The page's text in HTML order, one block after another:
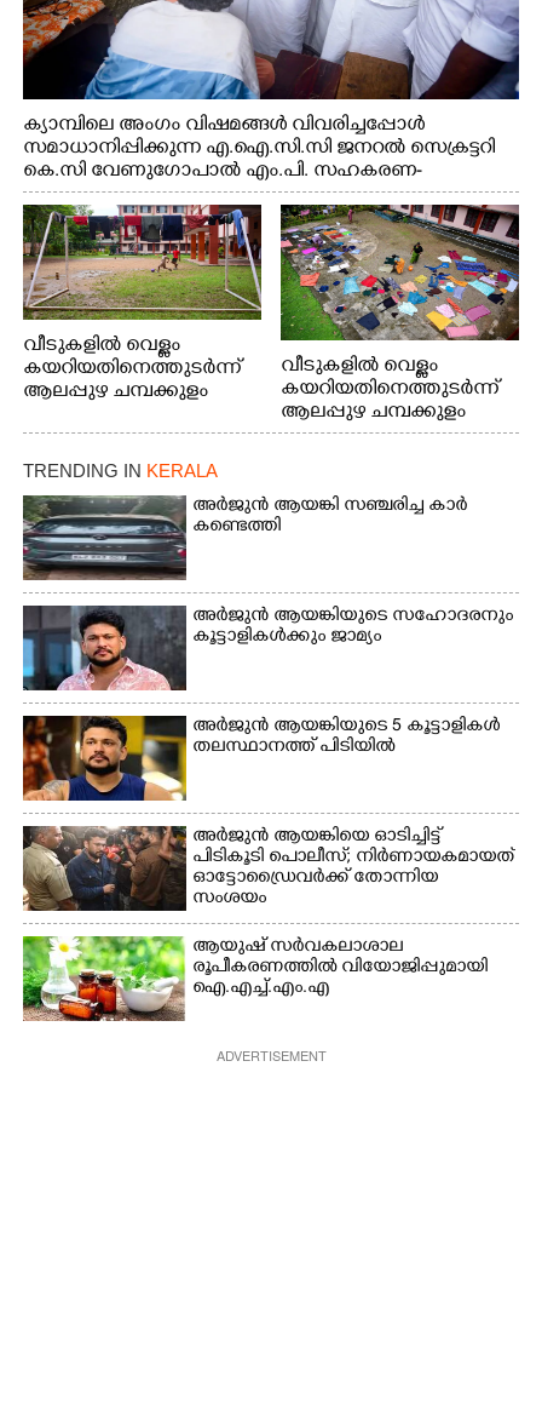
ക്യാമ്പിലെ അംഗം വിഷമങ്ങൾ വിവരിച്ചപ്പോൾ
സമാധാനിപ്പിക്കുന്ന എ.ഐ.സി.സി ജനറൽ സെക്രട്ടറി
കെ.സി വേണുഗോപാൽ എം.പി. സഹകരണ-
എക്സൈസ് വകുപ്പ് മന്ത്രി എം. ലിജു, എന്നിവർ
വീടുകളിൽ വെള്ളം
കയറിയതിനെത്തുടർന്ന്
ആലപ്പുഴ ചമ്പക്കുളം
പോരൂക്കര സെൻട്രൽ
സ്കൂളിലെ ദുരിതാശ്വാസ
ക്യാമ്പിലെത്തിയവർ
വസ്ത്രങ്ങൾ
ഉണക്കാനിട്ടിരിക്കുന്ന
ഗോൾപോസ്റ്റിന് മുന്നിൽ
ഫുട്ബോൾ കളികളിൽ
ഏർപ്പെട്ടിരിക്കുന്ന
കുട്ടികൾ
വീടുകളിൽ വെള്ളം
കയറിയതിനെത്തുടർന്ന്
ആലപ്പുഴ ചമ്പക്കുളം
ഫാദർ തോമസ്
ക്യാമ്പിലെത്തിയവർ മഴ
ഉണക്കാനിടുന്ന കാഴ്ച.
TRENDING IN KERALA
അർജുൻ ആയങ്കി സഞ്ചരിച്ച കാർ
കണ്ടെത്തി
അർജുൻ ആയങ്കിയുടെ സഹോദരനും
കൂട്ടാളികൾക്കും ജാമ്യം
അർജുൻ ആയങ്കിയുടെ 5 കൂട്ടാളികൾ
തലസ്ഥാനത്ത് പിടിയിൽ
അർജുൻ ആയങ്കിയെ ഓടിച്ചിട്ട്
പിടികൂടി പൊലീസ്; നിർണായകമായത്
ഓട്ടോഡ്രൈവർക്ക് തോന്നിയ
സംശയം
ആയുഷ് സർവകലാശാല
രൂപീകരണത്തിൽ വിയോജിപ്പുമായി
ഐ.എച്ച്.എം.എ
ADVERTISEMENT